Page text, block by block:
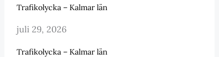
Trafikolycka – Kalmar län
juli 29, 2026
Trafikolycka – Kalmar län